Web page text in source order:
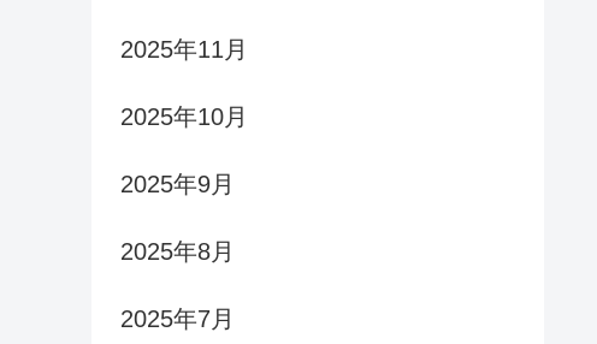
2025年11月
2025年10月
2025年9月
2025年8月
2025年7月